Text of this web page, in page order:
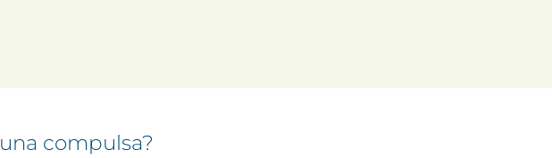
compulsa?